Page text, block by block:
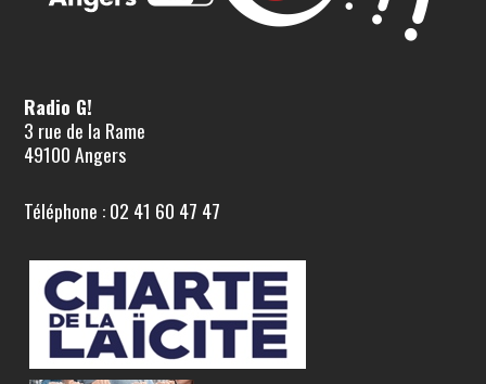
Radio G!
3 rue de la Rame
49100 Angers
Téléphone : 02 41 60 47 47